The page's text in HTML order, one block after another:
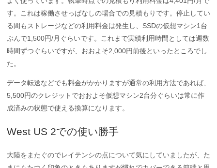
す。これは稼働させっぱなしの場合での見積もりです。停止してい
る間もストレージなどの利用料金は発生し、SSDの仮想マシン1台
ぶんで1,500円/月ぐらいです。これまで実績利用時間としては週数
時間ずつぐらいですが、おおよそ2,000円前後といったところでし
た。
データ転送などでも料金がかかりますが通常の利用方法であれば、
5,500円のクレジットでおおよそ仮想マシン2台分ぐらいは常に作
成済みの状態で使える換算になります。
West US 2での使い勝手
大陸をまたぐのでレイテンシの点について気にしていましたが、た